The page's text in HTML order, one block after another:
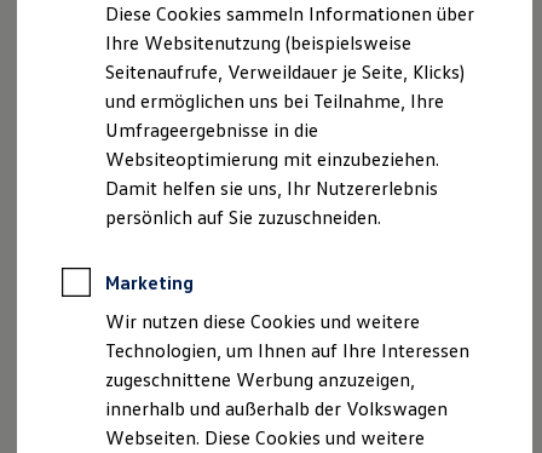
Behörden
Direktkunden
Sonderfahrzeuge
Anpfiff zum Gewinn
Elektromobilität
Elektroautos
ID. Tutorials
Elektrofahrzeugkonzepte
ID. EVERY1
Reichweite
Rekuperation
Laden unterwegs
Laden Zuhause
Ladestationen finden
Ladezeitensimulator
Batterie
Sicherheit
Diese Cookies sammeln Informationen über
Ihre Websitenutzung (beispielsweise
Seitenaufrufe, Verweildauer je Seite, Klicks)
und ermöglichen uns bei Teilnahme, Ihre
Umfrageergebnisse in die
Websiteoptimierung mit einzubeziehen.
Damit helfen sie uns, Ihr Nutzererlebnis
persönlich auf Sie zuzuschneiden.
Marketing
Wir nutzen diese Cookies und weitere
Technologien, um Ihnen auf Ihre Interessen
zugeschnittene Werbung anzuzeigen,
innerhalb und außerhalb der Volkswagen
Webseiten. Diese Cookies und weitere